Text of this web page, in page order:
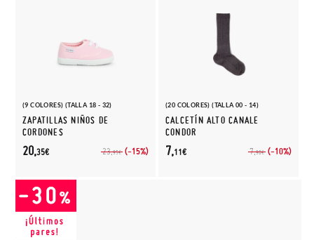
(9 COLORES) (TALLA 18 - 32)
ZAPATILLAS NIÑOS DE
CORDONES
23,95€ (-15%)
20,35€
(20 COLORES) (TALLA 00 - 14)
CALCETÍN ALTO CANALE
CONDOR
7,90€ (-10%)
7,11€